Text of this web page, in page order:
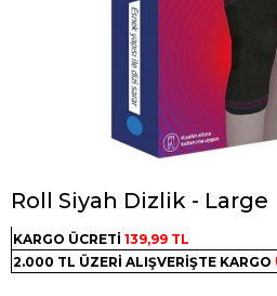
Roll Siyah Dizlik - Large
KARGO ÜCRETİ 139,99 TL
2.000 TL ÜZERİ ALIŞVERİŞTE KARGO